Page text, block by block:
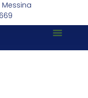
Messina